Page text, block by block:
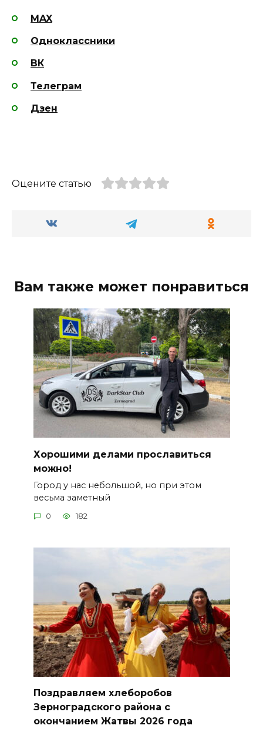
MAX
Одноклассники
ВК
Телеграм
Дзен
Оцените статью
Вам также может понравиться
Хорошими делами прославиться
можно!
Город у нас небольшой, но при этом
весьма заметный
0 182
Поздравляем хлеборобов
Зерноградского района с
окончанием Жатвы 2026 года